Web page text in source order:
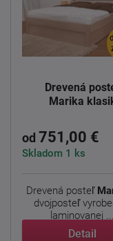
Drevená
Marika
od 751,00 €
Skladom 1 ks
Drevená posteľ
dvojposteľ
laminovanej ...
Detail